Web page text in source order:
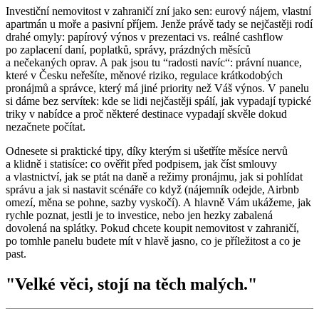
Investiční nemovitost v zahraničí zní jako sen: eurový nájem, vlastní
apartmán u moře a pasivní příjem. Jenže právě tady se nejčastěji rodí
drahé omyly: papírový výnos v prezentaci vs. reálné cashflow
po zaplacení daní, poplatků, správy, prázdných měsíců
a nečekaných oprav. A pak jsou tu “radosti navíc“: právní nuance,
které v Česku neřešíte, měnové riziko, regulace krátkodobých
pronájmů a správce, který má jiné priority než Váš výnos. V panelu
si dáme bez servítek: kde se lidi nejčastěji spálí, jak vypadají typické
triky v nabídce a proč některé destinace vypadají skvěle dokud
nezačnete počítat.
Odnesete si praktické tipy, díky kterým si ušetříte měsíce nervů
a klidně i statisíce: co ověřit před podpisem, jak číst smlouvy
a vlastnictví, jak se ptát na daně a režimy pronájmu, jak si pohlídat
správu a jak si nastavit scénáře co když (nájemník odejde, Airbnb
omezí, měna se pohne, sazby vyskočí). A hlavně Vám ukážeme, jak
rychle poznat, jestli je to investice, nebo jen hezky zabalená
dovolená na splátky. Pokud chcete koupit nemovitost v zahraničí,
po tomhle panelu budete mít v hlavě jasno, co je příležitost a co je
past.
"Velké věci, stojí na těch malých."